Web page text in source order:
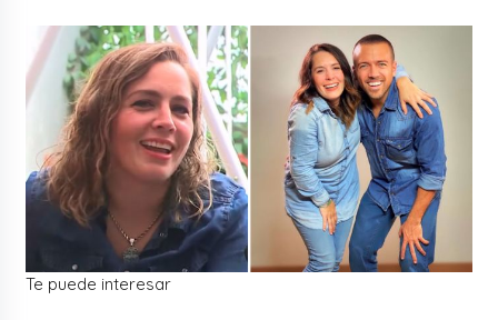
Te puede interesar